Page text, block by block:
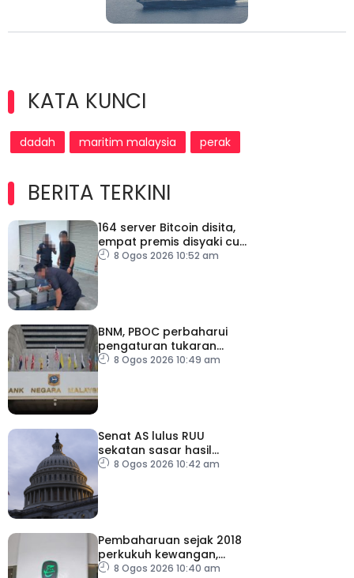
KATA KUNCI
dadah maritim malaysia perak
BERITA TERKINI
164 server Bitcoin disita,
empat premis disyaki curi
elektrik
8 Ogos 2026 10:52 am
BNM, PBOC perbaharui
pengaturan tukaran
mata wang hingga 2031
8 Ogos 2026 10:49 am
Senat AS lulus RUU
sekatan sasar hasil
tenaga Rusia
8 Ogos 2026 10:42 am
Pembaharuan sejak 2018
perkukuh kewangan,
tadbir urus TH – Pakar
8 Ogos 2026 10:40 am